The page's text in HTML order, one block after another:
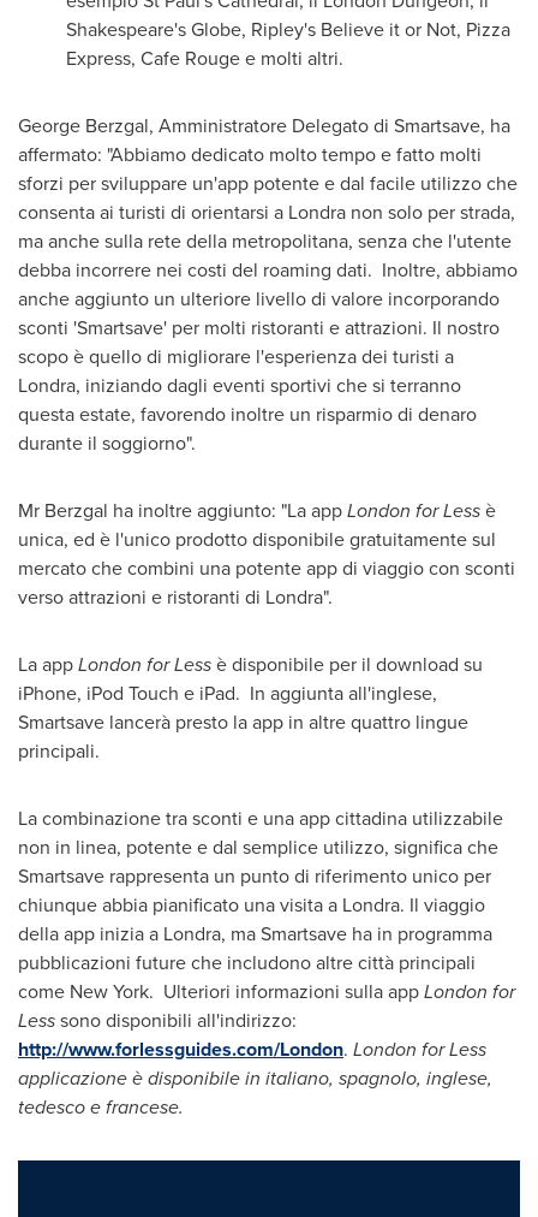
Shakespeare's Globe, Ripley's Believe it or Not, Pizza
Express, Cafe Rouge e molti altri.
George Berzgal, Amministratore Delegato di Smartsave, ha
affermato: "Abbiamo dedicato molto tempo e fatto molti
sforzi per sviluppare un'app potente e dal facile utilizzo che
consenta ai turisti di orientarsi a Londra non solo per strada,
ma anche sulla rete della metropolitana, senza che l'utente
debba incorrere nei costi del roaming dati. Inoltre, abbiamo
anche aggiunto un ulteriore livello di valore incorporando
sconti 'Smartsave' per molti ristoranti e attrazioni. Il nostro
scopo è quello di migliorare l'esperienza dei turisti a
Londra, iniziando dagli eventi sportivi che si terranno
questa estate, favorendo inoltre un risparmio di denaro
durante il soggiorno".
Mr Berzgal ha inoltre aggiunto: "La appLondon for Lessè
unica, ed è l'unico prodotto disponibile gratuitamente sul
mercato che combini una potente app di viaggio con sconti
verso attrazioni e ristoranti di Londra".
La appLondon for Lessè disponibile per il download su
iPhone, iPod Touch e iPad. In aggiunta all'inglese,
Smartsave lancerà presto la app in altre quattro lingue
principali.
La combinazione tra sconti e una app cittadina utilizzabile
non in linea, potente e dal semplice utilizzo, significa che
Smartsave rappresenta un punto di riferimento unico per
chiunque abbia pianificato una visita a Londra. Il viaggio
della app inizia a Londra, ma Smartsave ha in programma
pubblicazioni future che includono altre città principali
come New York. Ulteriori informazioni sulla appLondon for
Lesssono disponibili all'indirizzo:
http://www.forlessguides.com/London. London for Less
applicazione è disponibile in italiano, spagnolo, inglese,
tedesco e francese.